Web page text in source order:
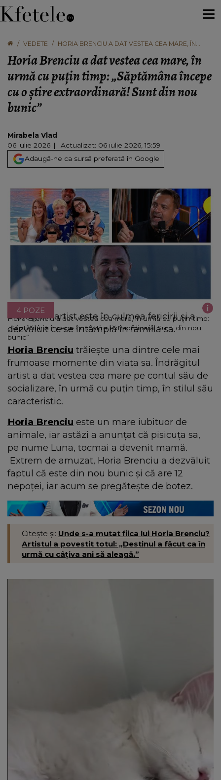
VEDETE
HORIA BRENCIU A DAT VESTEA CEA MARE, ÎN
ȘTIRE EXTRAORDINARĂ! SUNT DIN NOU BUNIC”
Horia Brenciu a dat vestea cea mare, în
urmă cu puțin timp: „Săptămâna începe
cu o știre extraordinară! Sunt din nou
bunic”
Mirabela Vlad
06 iulie 2026
Actualizat: 06 iulie 2026, 15:59
Adaugă-ne ca sursă preferată în Google
Horia Brenciu a dat vestea cea mare, în urmă cu puțin timp:
„Săptămâna începe cu o știre extraordinară! Sunt din nou
bunic”
4 POZE
Îndrăgitul artist este în culmea fericirii și a
dezvăluit ce se întâmplă în familia sa.
Horia Brenciu trăiește una dintre cele mai
frumoase momente din viața sa. Îndrăgitul
artist a dat vestea cea mare pe contul său de
socializare, în urmă cu puțin timp, în stilul său
caracteristic.
Horia Brenciu este un mare iubituor de
animale, iar astăzi a anunțat că pisicuța sa,
pe nume Luna, tocmai a devenit mamă.
Extrem de amuzat, Horia Brenciu a dezvăluit
faptul că este din nou bunic și că are 12
nepoței, iar acum se pregătește de botez.
Citește și: Unde s-a mutat fiica lui Horia Brenciu?
Artistul a povestit totul: „Destinul a făcut ca în
urmă cu câțiva ani să aleagă.”